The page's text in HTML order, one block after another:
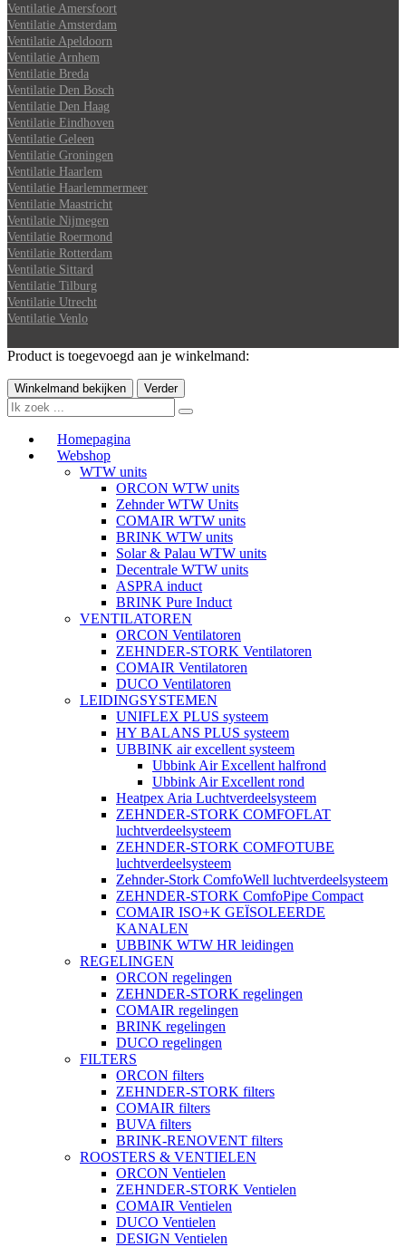
Ventilatie Amersfoort
Ventilatie Amsterdam
Ventilatie Apeldoorn
Ventilatie Arnhem
Ventilatie Breda
Ventilatie Den Bosch
Ventilatie Den Haag
Ventilatie Eindhoven
Ventilatie Geleen
Ventilatie Groningen
Ventilatie Haarlem
Ventilatie Haarlemmermeer
Ventilatie Maastricht
Ventilatie Nijmegen
Ventilatie Roermond
Ventilatie Rotterdam
Ventilatie Sittard
Ventilatie Tilburg
Ventilatie Utrecht
Ventilatie Venlo
Product is toegevoegd aan je winkelmand:
Winkelmand bekijken Verder
Homepagina
Webshop
WTW units
ORCON WTW units
Zehnder WTW Units
COMAIR WTW units
BRINK WTW units
Solar & Palau WTW units
Decentrale WTW units
ASPRA induct
BRINK Pure Induct
VENTILATOREN
ORCON Ventilatoren
ZEHNDER-STORK Ventilatoren
COMAIR Ventilatoren
DUCO Ventilatoren
LEIDINGSYSTEMEN
UNIFLEX PLUS systeem
HY BALANS PLUS systeem
UBBINK air excellent systeem
Ubbink Air Excellent halfrond
Ubbink Air Excellent rond
Heatpex Aria Luchtverdeelsysteem
ZEHNDER-STORK COMFOFLAT
luchtverdeelsysteem
ZEHNDER-STORK COMFOTUBE
luchtverdeelsysteem
Zehnder-Stork ComfoWell luchtverdeelsysteem
ZEHNDER-STORK ComfoPipe Compact
COMAIR ISO+K GEÏSOLEERDE
KANALEN
UBBINK WTW HR leidingen
REGELINGEN
ORCON regelingen
ZEHNDER-STORK regelingen
COMAIR regelingen
BRINK regelingen
DUCO regelingen
FILTERS
ORCON filters
ZEHNDER-STORK filters
COMAIR filters
BUVA filters
BRINK-RENOVENT filters
ROOSTERS & VENTIELEN
ORCON Ventielen
ZEHNDER-STORK Ventielen
COMAIR Ventielen
DUCO Ventielen
DESIGN Ventielen